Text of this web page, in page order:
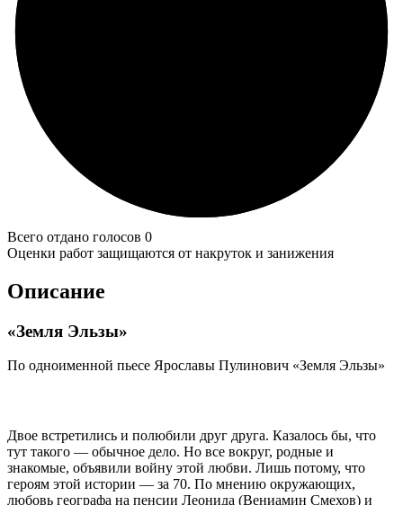
Всего отдано голосов 0
Оценки работ защищаются от накруток и занижения
Описание
«Земля Эльзы»
По одноименной пьесе Ярославы Пулинович «Земля Эльзы»
Двое встретились и полюбили друг друга. Казалось бы, что
тут такого — обычное дело. Но все вокруг, родные и
знакомые, объявили войну этой любви. Лишь потому, что
героям этой истории — за 70. По мнению окружающих,
любовь географа на пенсии Леонида (Вениамин Смехов) и